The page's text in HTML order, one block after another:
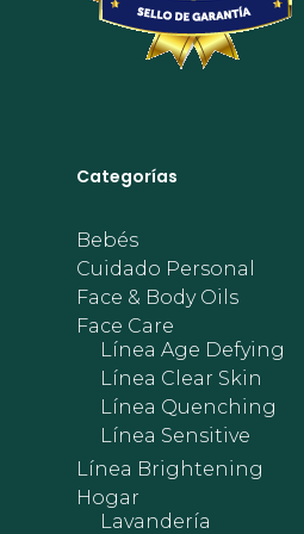
Categorías
Bebés
Cuidado Personal
Face & Body Oils
Face Care
Línea Age Defying
Línea Clear Skin
Línea Quenching
Línea Sensitive
Línea Brightening
Hogar
Lavandería